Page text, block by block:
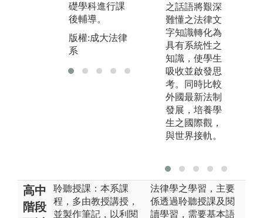
礎學科進行課
後輔導。
版權:成大法律
系
之話語將艱深
難懂之法律文
字知識轉化為
具有系統性之
知識，使學生
吸收並啟發思
考。同時比較
外國最新法制
發展，培養學
生之國際觀，
與世界接軌。
高中
階段
聆聽授課：本系課
程，多由教授講授，
並製作筆記，以利閱
法律學之學習，主要
係透過聆聽授課及閱
讀學習，需要基本語